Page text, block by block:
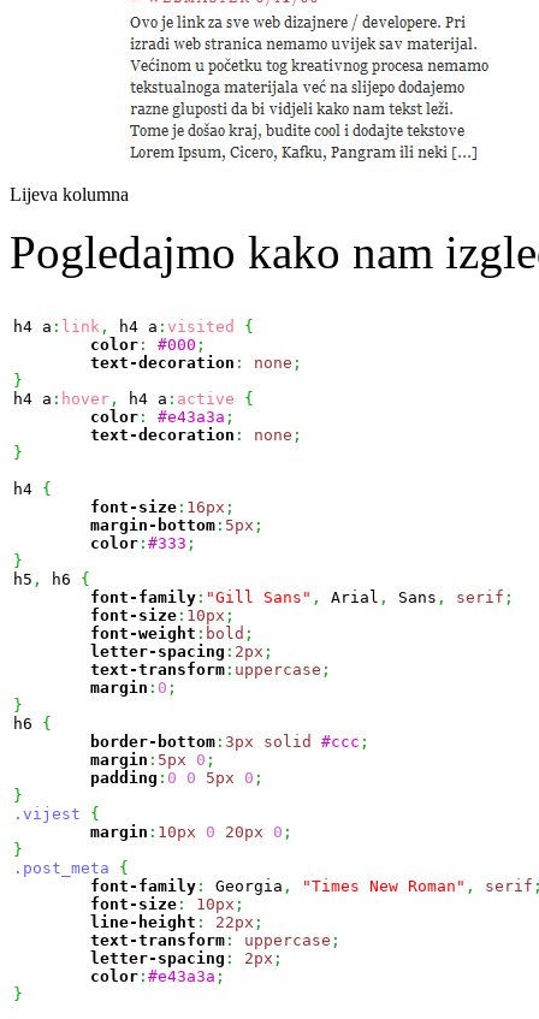
Lijeva kolumna
Pogledajmo kako nam
h4 a : link , h4 a : visited
{
color : #000 ;
text-decoration : none ;
}
h4 a : hover , h4 a : active
{
color : #e43a3a ;
text-decoration : none ;
}
h4 {
font-size : 16px ;
margin-bottom : 5px ;
color : #333 ;
}
h5 , h6 {
font-family : "Gill Sans" , Arial , Sans , serif ;
font-size : 10px ;
font-weight : bold ;
letter-spacing : 2px ;
text-transform : uppercase ;
margin : 0 ;
}
h6 {
border-bottom : 3px solid #ccc ;
margin : 5px 0 ;
padding : 0 0 5px 0 ;
}
.vijest
{
margin : 10px 0 20px 0 ;
}
.post_meta
{
font-family : Georgia , "Times New Roman" , serif
font-size : 10px ;
line-height : 22px ;
text-transform : uppercase ;
letter-spacing : 2px ;
color : #e43a3a ;
}